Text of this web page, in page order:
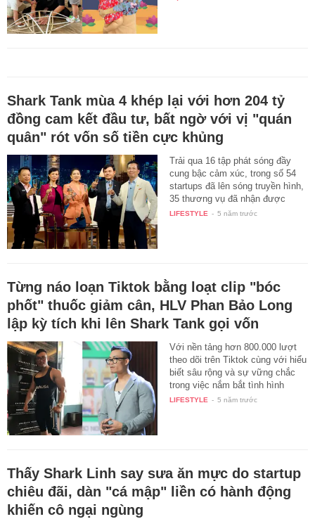
Shark Tank mùa 4 khép lại với hơn 204 tỷ
đồng cam kết đầu tư, bất ngờ với vị "quán
quân" rót vốn số tiền cực khủng
Trải qua 16 tập phát sóng đầy
cung bậc cảm xúc, trong số 54
startups đã lên sóng truyền hình,
35 thương vụ đã nhận được
cam…
LIFESTYLE - 5 năm trước
Từng náo loạn Tiktok bằng loạt clip "bóc
phốt" thuốc giảm cân, HLV Phan Bảo Long
lập kỳ tích khi lên Shark Tank gọi vốn
Với nền tảng hơn 800.000 lượt
theo dõi trên Tiktok cùng với hiểu
biết sâu rộng và sự vững chắc
trong việc nắm bắt tình hình
của…
LIFESTYLE - 5 năm trước
Thấy Shark Linh say sưa ăn mực do startup
chiêu đãi, dàn "cá mập" liền có hành động
khiến cô ngại ngùng